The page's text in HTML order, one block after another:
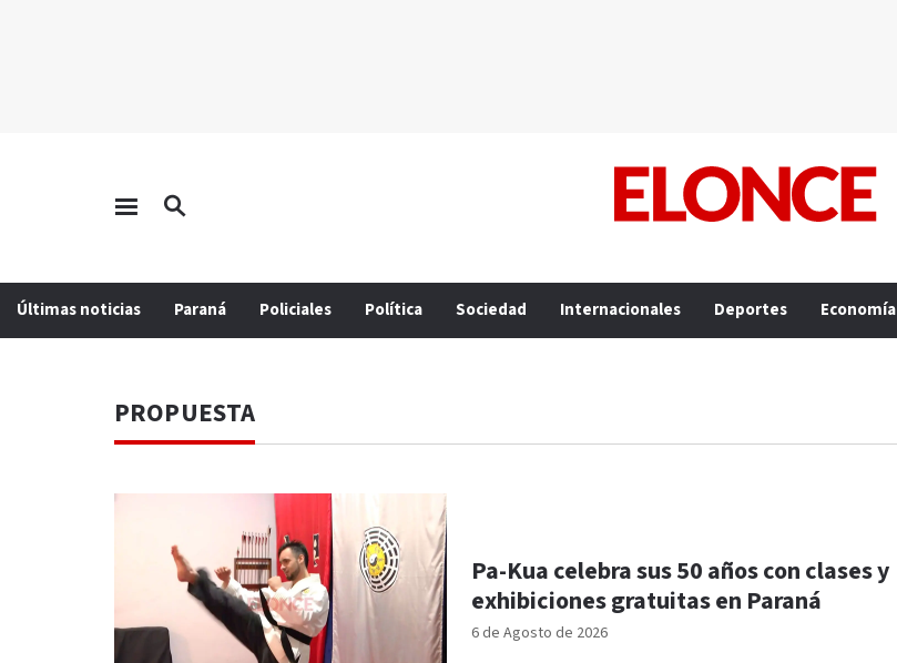
Últimas noticias Paraná Policiales Política Sociedad Internacionales Deportes Economía
PROPUESTA
6 de Agosto de 2026
Pa-Kua celebra sus 50 años con clases y
exhibiciones gratuitas en Paraná